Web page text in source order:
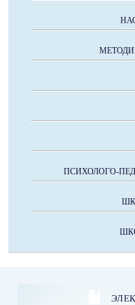
ПСИХОЛОГО-